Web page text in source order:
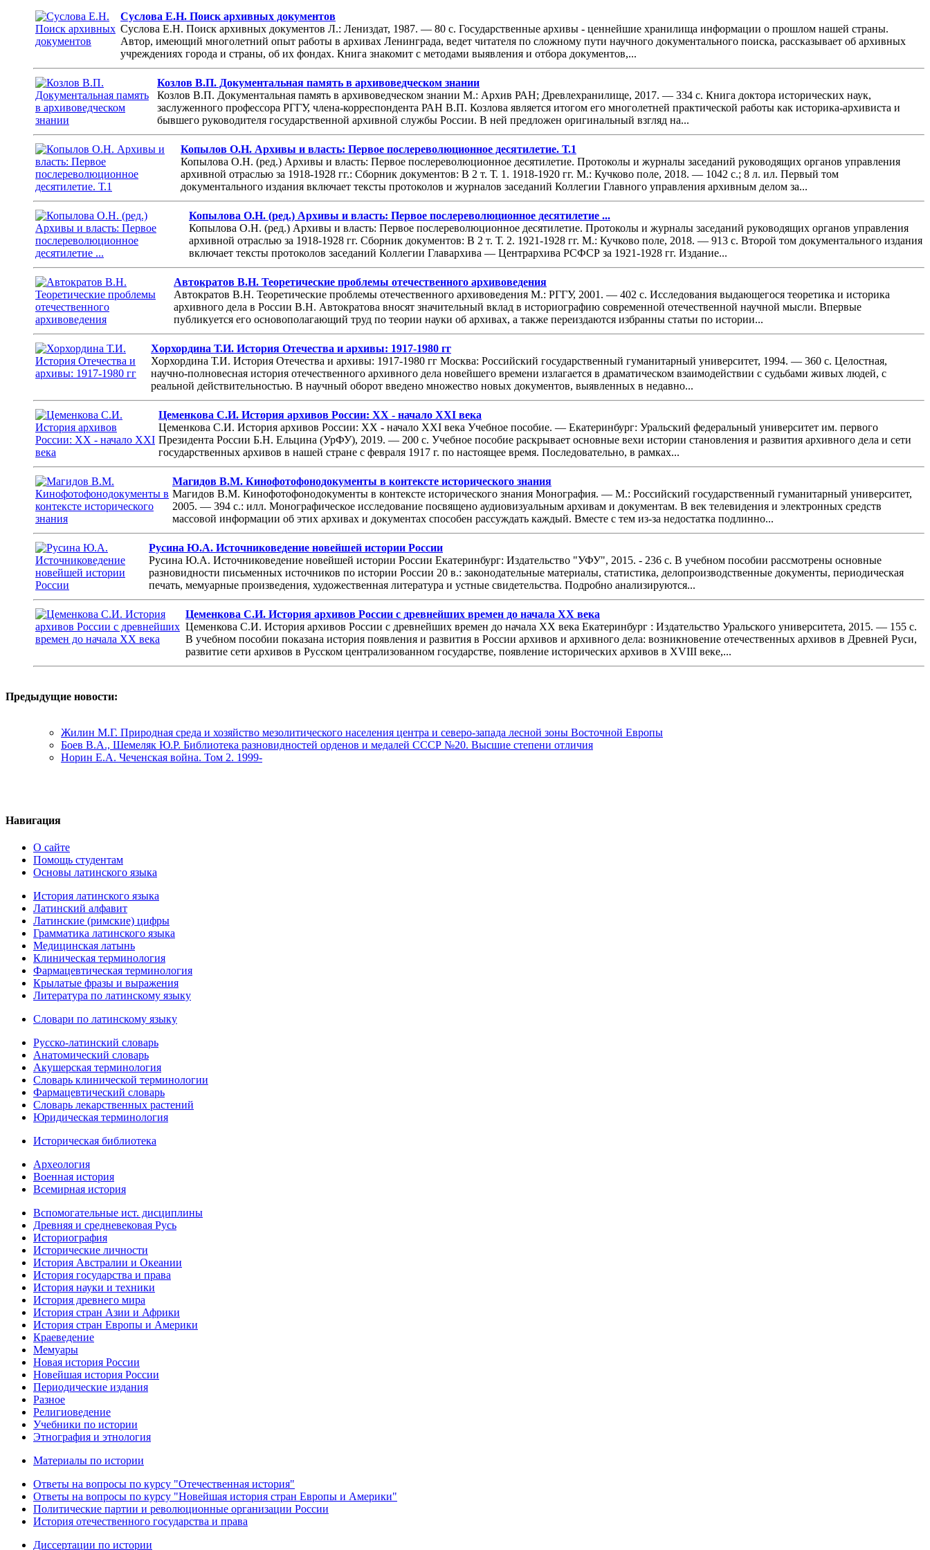
Суслова Е.Н. Поиск архивных документов
Суслова Е.Н. Поиск архивных документов Л.: Лениздат, 1987. — 80 с. Государственные архивы - ценнейшие хранилища информации о прошлом нашей страны.
Автор, имеющий многолетний опыт работы в архивах Ленинграда, ведет читателя по сложному пути научного документального поиска, рассказывает об архивных
учреждениях города и страны, об их фондах. Книга знакомит с методами выявления и отбора документов,...
Козлов В.П. Документальная память в архивоведческом знании
Козлов В.П. Документальная память в архивоведческом знании М.: Архив РАН; Древлехранилище, 2017. — 334 с. Книга доктора исторических наук,
заслуженного профессора РГГУ, члена-корреспондента РАН В.П. Козлова является итогом его многолетней практической работы как историка-архивиста и
бывшего руководителя государственной архивной службы России. В ней предложен оригинальный взгляд на...
Копылов О.Н. Архивы и власть: Первое послереволюционное десятилетие. Т.1
Копылова О.Н. (ред.) Архивы и власть: Первое послереволюционное десятилетие. Протоколы и журналы заседаний руководящих органов управления
архивной отраслью за 1918-1928 гг.: Сборник документов: В 2 т. Т. 1. 1918-1920 гг. М.: Кучково поле, 2018. — 1042 с.; 8 л. ил. Первый том
документального издания включает тексты протоколов и журналов заседаний Коллегии Главного управления архивным делом за...
Копылова О.Н. (ред.) Архивы и власть: Первое послереволюционное десятилетие ...
Копылова О.Н. (ред.) Архивы и власть: Первое послереволюционное десятилетие. Протоколы и журналы заседаний руководящих органов управления
архивной отраслью за 1918-1928 гг. Сборник документов: В 2 т. Т. 2. 1921-1928 гг. М.: Кучково поле, 2018. — 913 с. Второй том документального издания
включает тексты протоколов заседаний Коллегии Главархива — Центрархива РСФСР за 1921-1928 гг. Издание...
Автократов В.Н. Теоретические проблемы отечественного архивоведения
Автократов В.Н. Теоретические проблемы отечественного архивоведения М.: РГГУ, 2001. — 402 с. Исследования выдающегося теоретика и историка
архивного дела в России В.Н. Автократова вносят значительный вклад в историографию современной отечественной научной мысли. Впервые
публикуется его основополагающий труд по теории науки об архивах, а также переиздаются избранны статьи по истории...
Хорхордина Т.И. История Отечества и архивы: 1917-1980 гг
Хорхордина Т.И. История Отечества и архивы: 1917-1980 гг Москва: Российский государственный гуманитарный университет, 1994. — 360 с. Целостная,
научно-полновесная история отечественного архивного дела новейшего времени излагается в драматическом взаимодействии с судьбами живых людей, с
реальной действительностью. В научный оборот введено множество новых документов, выявленных в недавно...
Цеменкова С.И. История архивов России: XX - начало XXI века
Цеменкова С.И. История архивов России: XX - начало XXI века Учебное пособие. — Екатеринбург: Уральский федеральный университет им. первого
Президента России Б.Н. Ельцина (УрФУ), 2019. — 200 с. Учебное пособие раскрывает основные вехи истории становления и развития архивного дела и сети
государственных архивов в нашей стране с февраля 1917 г. по настоящее время. Последовательно, в рамках...
Магидов В.М. Кинофотофонодокументы в контексте исторического знания
Магидов В.М. Кинофотофонодокументы в контексте исторического знания Монография. — М.: Российский государственный гуманитарный университет,
2005. — 394 с.: илл. Монографическое исследование посвящено аудиовизуальным архивам и документам. В век телевидения и электронных средств
массовой информации об этих архивах и документах способен рассуждать каждый. Вместе с тем из-за недостатка подлинно...
Русина Ю.А. Источниковедение новейшей истории России
Русина Ю.А. Источниковедение новейшей истории России Екатеринбург: Издательство "УФУ", 2015. - 236 с. В учебном пособии рассмотрены основные
разновидности письменных источников по истории России 20 в.: законодательные материалы, статистика, делопроизводственные документы, периодическая
печать, мемуарные произведения, художественная литература и устные свидетельства. Подробно анализируются...
Цеменкова С.И. История архивов России с древнейших времен до начала XX века
Цеменкова С.И. История архивов России с древнейших времен до начала XX века Екатеринбург : Издательство Уральского университета, 2015. — 155 с.
В учебном пособии показана история появления и развития в России архивов и архивного дела: возникновение отечественных архивов в Древней Руси,
развитие сети архивов в Русском централизованном государстве, появление исторических архивов в XVIII веке,...
Предыдущие новости:
Жилин М.Г. Природная среда и хозяйство мезолитического населения центра и северо-запада лесной зоны Восточной Европы
Боев В.А., Шемеляк Ю.Р. Библиотека разновидностей орденов и медалей СССР №20. Высшие степени отличия
Норин Е.А. Чеченская война. Том 2. 1999-
Навигация
О сайте
Помощь студентам
Основы латинского языка
История латинского языка
Латинский алфавит
Латинские (римские) цифры
Грамматика латинского языка
Медицинская латынь
Клиническая терминология
Фармацевтическая терминология
Крылатые фразы и выражения
Литература по латинскому языку
Словари по латинскому языку
Русско-латинский словарь
Анатомический словарь
Акушерская терминология
Словарь клинической терминологии
Фармацевтический словарь
Словарь лекарственных растений
Юридическая терминология
Историческая библиотека
Археология
Военная история
Всемирная история
Вспомогательные ист. дисциплины
Древняя и средневековая Русь
Историография
Исторические личности
История Австралии и Океании
История государства и права
История науки и техники
История древнего мира
История стран Азии и Африки
История стран Европы и Америки
Краеведение
Мемуары
Новая история России
Новейшая история России
Периодические издания
Разное
Религиоведение
Учебники по истории
Этнография и этнология
Материалы по истории
Ответы на вопросы по курсу "Отечественная история"
Ответы на вопросы по курсу "Новейшая история стран Европы и Америки"
Политические партии и революционные организации России
История отечественного государства и права
Диссертации по истории